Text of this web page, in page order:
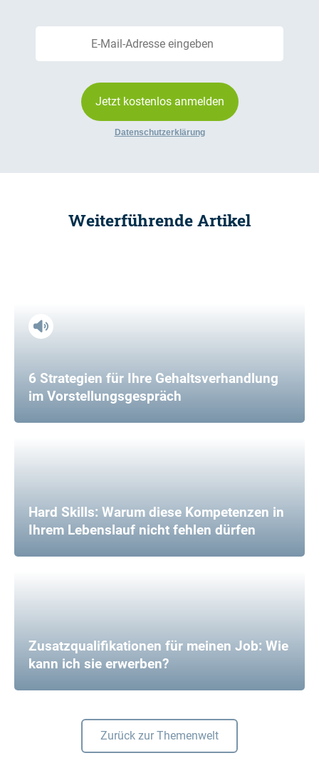
Jetzt kostenlos anmelden
Datenschutzerklärung
Weiterführende Artikel
6 Strategien für Ihre Gehaltsverhandlung
im Vorstellungsgespräch
Hard Skills: Warum diese Kompetenzen in
Ihrem Lebenslauf nicht fehlen dürfen
Zusatzqualifikationen für meinen Job: Wie
kann ich sie erwerben?
Zurück zur Themenwelt